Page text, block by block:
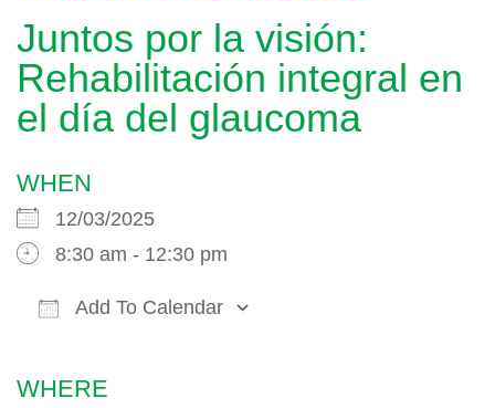
Juntos por la visión:
Rehabilitación integral en
el día del glaucoma
WHEN
12/03/2025
8:30 am - 12:30 pm
Add To Calendar
WHERE